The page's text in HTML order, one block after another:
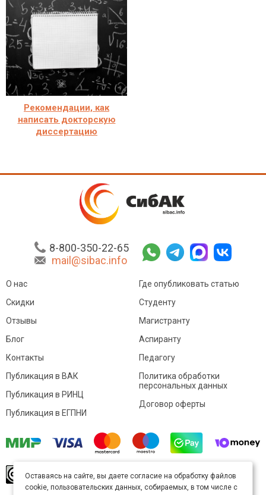
Рекомендации, как
написать докторскую
диссертацию
8-800-350-22-65
mail@sibac.info
О нас
Скидки
Отзывы
Блог
Контакты
Где опубликовать статью
Студенту
Магистранту
Аспиранту
Педагогу
Публикация в ВАК
Публикация в РИНЦ
Публикация в ЕГПНИ
Политика обработки
персональных данных
Договор оферты
произведение доступно полицензии Creative
Commons «Attribution» («Атрибуция») 4.0
Оставаясь на сайте, вы даете согласие на обработку файлов
cookie, пользовательских данных, собираемых, в том числе с